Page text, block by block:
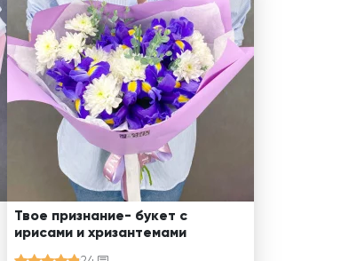
Твое признание- букет с
ирисами и хризантемами